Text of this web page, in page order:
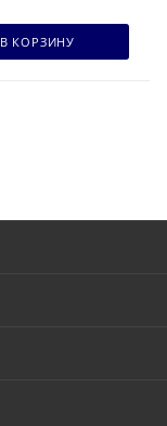
В КОРЗИНУ